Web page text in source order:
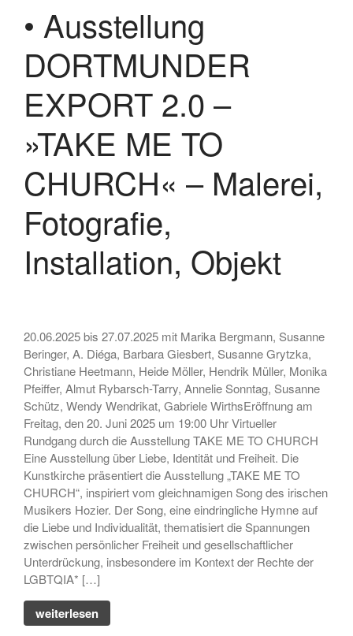
Oktober 2025
August 2025
Februar 2025
Oktober 2024
August 2024
Juli 2024
April 2024
Dezember 2023
November 2023
Juni 2023
Mai 2023
März 2023
Januar 2023
September 2022
August 2022
Juli 2022
Mai 2022
April 2022
März 2022
• Ausstellung
DORTMUNDER
EXPORT 2.0 –
»TAKE ME TO
CHURCH« – Malerei,
Fotografie,
Installation, Objekt
20.06.2025 bis 27.07.2025 mit Marika Bergmann, Susanne
Beringer, A. Diéga, Barbara Giesbert, Susanne Grytzka,
Christiane Heetmann, Heide Möller, Hendrik Müller, Monika
Pfeiffer, Almut Rybarsch-Tarry, Annelie Sonntag, Susanne
Schütz, Wendy Wendrikat, Gabriele WirthsEröffnung am
Freitag, den 20. Juni 2025 um 19:00 Uhr Virtueller
Rundgang durch die Ausstellung TAKE ME TO CHURCH
Eine Ausstellung über Liebe, Identität und Freiheit. Die
Kunstkirche präsentiert die Ausstellung „TAKE ME TO
CHURCH“, inspiriert vom gleichnamigen Song des irischen
Musikers Hozier. Der Song, eine eindringliche Hymne auf
die Liebe und Individualität, thematisiert die Spannungen
zwischen persönlicher Freiheit und gesellschaftlicher
Unterdrückung, insbesondere im Kontext der Rechte der
LGBTQIA* […]
weiterlesen